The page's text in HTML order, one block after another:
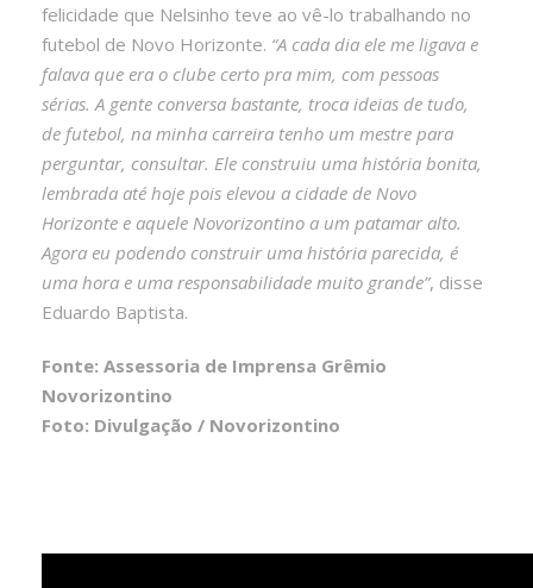
felicidade que Nelsinho teve ao vê-lo trabalhando no
futebol de Novo Horizonte. “A cada dia ele me ligava e
falava que era o clube certo pra mim, com pessoas
sérias. A gente conversa bastante, troca ideias de tudo,
de futebol, na minha carreira tenho um mestre para
perguntar, consultar. Ele construiu uma história bonita,
lembrada até hoje pois elevou a cidade de Novo
Horizonte e aquele Novorizontino a um patamar alto.
Agora eu podendo construir uma história parecida, é
uma hora e uma responsabilidade muito grande”, disse
Eduardo Baptista.
Fonte: Assessoria de Imprensa Grêmio
Novorizontino
Foto: Divulgação / Novorizontino